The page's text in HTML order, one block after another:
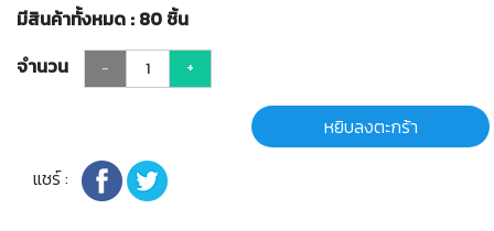
มีสินค้าทั้งหมด : 80 ชิ้น
จำนวน
- +
หยิบลงตะกร้า
แชร์ :